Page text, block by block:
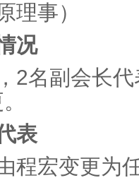
理事）
况
2名副会长
表
程宏变更为